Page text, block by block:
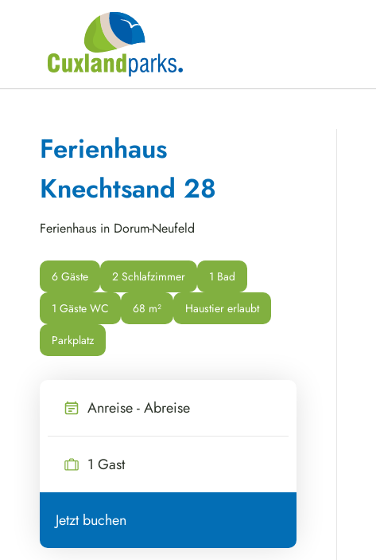
Ferienhaus
Knechtsand 28
Ferienhaus in Dorum-Neufeld
6 Gäste 2 Schlafzimmer
1 Bad
1 Gäste WC
68 m²
Haustier erlaubt
Parkplatz